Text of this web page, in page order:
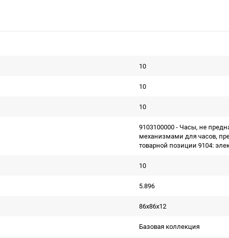
10
10
10
9103100000 - Часы, не
механизмами для часов,
товарной позиции 9104:
10
5.896
86х86х12
Базовая коллекция